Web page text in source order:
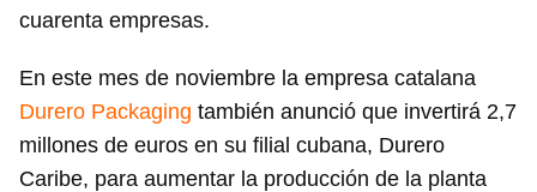
cuarenta empresas.
En este mes de noviembre la empresa catalana
Durero Packaging también anunció que invertirá 2,7
millones de euros en su filial cubana, Durero
Caribe, para aumentar la producción de la planta